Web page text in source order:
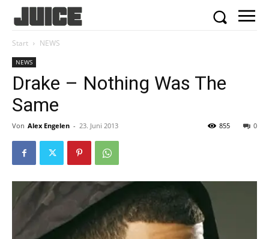
Start NEWS
NEWS
Drake – Nothing Was The
Same
Von Alex Engelen - 23. Juni 2013 0
855